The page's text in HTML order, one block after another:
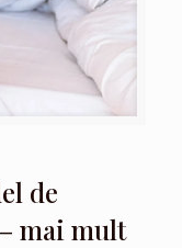
de
mai mult